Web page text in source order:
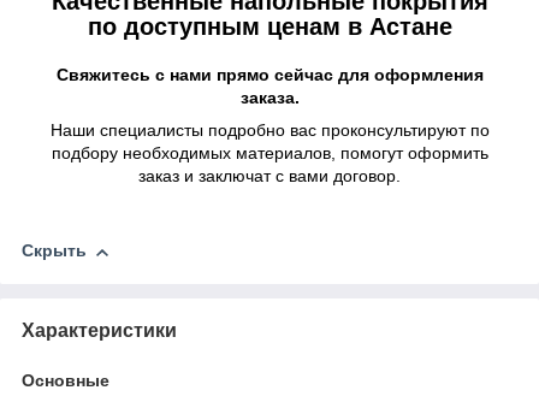
по доступным ценам в Астане
Свяжитесь с нами прямо сейчас для оформления
заказа.
Наши специалисты подробно вас проконсультируют по
подбору необходимых материалов, помогут оформить
заказ и заключат с вами договор.
Скрыть
Характеристики
Основные